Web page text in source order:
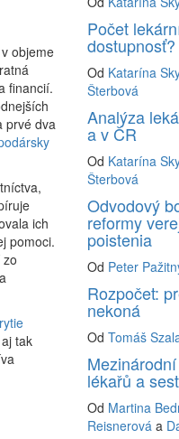
objeme
financií.
prvé dva
ich
pomoci.
tak
Počet
dostupnosť?
Od Katarína
Šterbová
Analýza
a v ČR
Od Katarína
Šterbová
Odvodový
reformy
poistenia
Od Peter
Rozpočet:
nekoná
OdTomáš
lékařů a
Od Martina
Reisnerová a